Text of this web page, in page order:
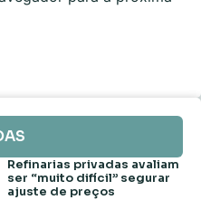
Refinarias privadas avaliam
ser “muito difícil” segurar
ajuste de preços